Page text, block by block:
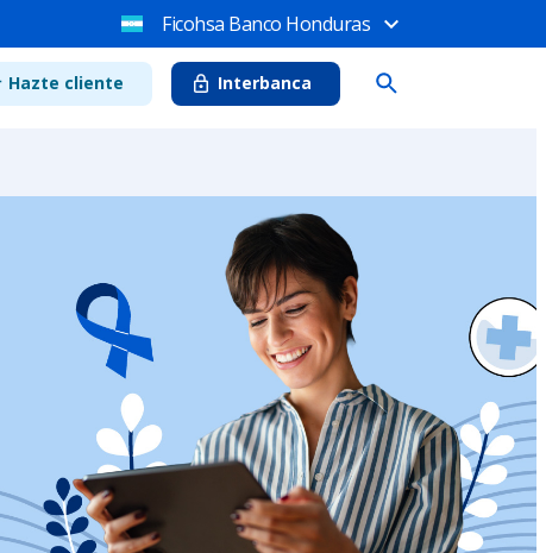
Ficohsa Banco Honduras
Hazte cliente Interbanca